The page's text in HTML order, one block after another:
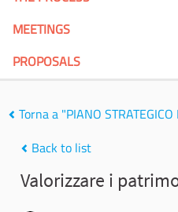
MEETINGS
PROPOSALS
Torna a "PIANO
Back to list
Valorizzare i